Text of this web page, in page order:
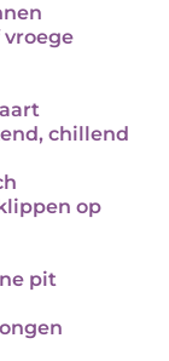
chillend
op
pit